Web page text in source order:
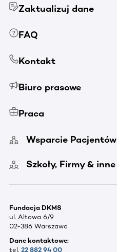
Zaktualizuj dane
FAQ
Kontakt
Biuro prasowe
Praca
Wsparcie Pacjentów
Szkoły, Firmy & inne
Fundacja DKMS
ul. Altowa 6/9
02-386 Warszawa
Dane kontaktowe:
tel. 22 882 94 00